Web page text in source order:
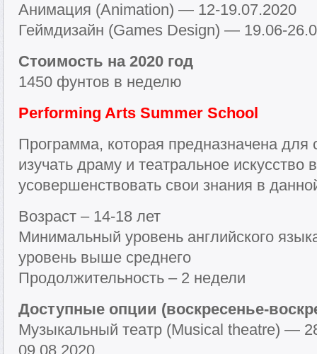
Анимация (Animation) — 12-19.07.2020
Геймдизайн (Games Design) — 19.06-
Стоимость на 2020 год
1450 фунтов в неделю
Performing Arts Summer School
Программа, которая предназначена
изучать драму и театральное
усовершенствовать свои знания в
Возраст – 14-18 лет
Минимальный уровень английского
уровень выше среднего
Продолжительность – 2 недели
Доступные опции (воскресенье-
Музыкальный театр (Musical theatre) —
09.08.2020